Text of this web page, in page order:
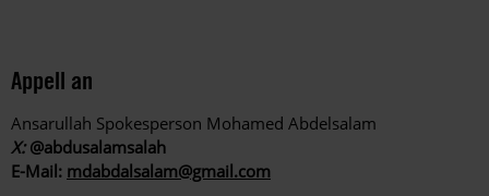
Appell an
Ansarullah Spokesperson Mohamed Abdelsalam
X: @abdusalamsalah
E-Mail: mdabdalsalam@gmail.com